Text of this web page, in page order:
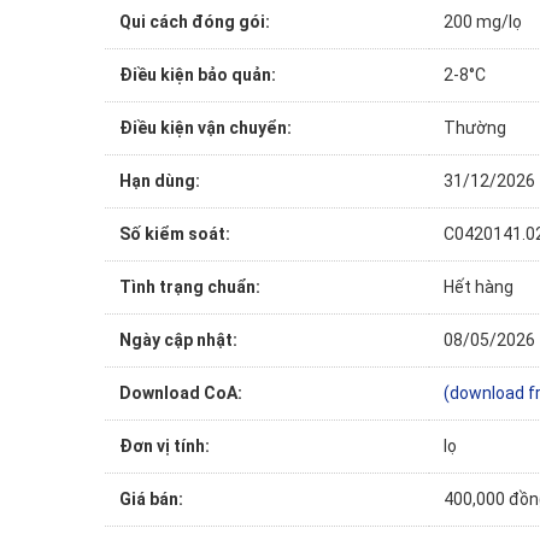
Qui cách đóng gói: 200 mg/lọ
Điều kiện bảo quản: 2-8°C
Điều kiện vận chuyển: Thường
Hạn dùng: 31/12/2026
Số kiểm soát:
Tình trạng chuẩn: Hết hàng
Ngày cập nhật: 08/05/2026
Download CoA: (download
Đơn vị tính: lọ
Giá bán: 400,000